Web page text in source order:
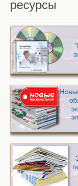
ресурсы